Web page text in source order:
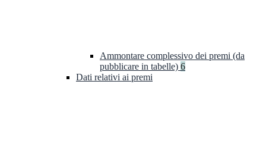
Ammontare complessivo dei premi (da
pubblicare in tabelle) 6
Dati relativi ai premi